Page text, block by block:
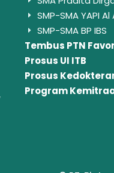
SMP-SMA YAPI
SMP-SMA BP IBS
Tembus PTN
Prosus UI ITB
Prosus
Program